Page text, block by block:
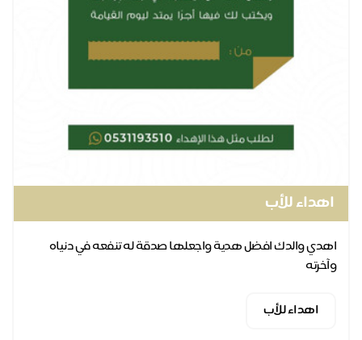
اهداء للأب
اهدي والدك افضل هدية واجعلها صدقة له تنفعه في دنياه
وآخرته
اهداء للأب